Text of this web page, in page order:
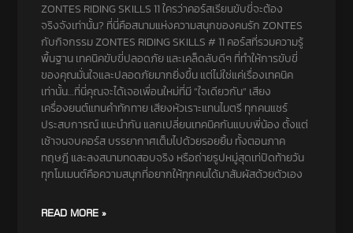
ZONTES RIDING SKILLS 11 ใครว่าคอร์สเรียนขับขี่จะต้อง
จริงจังเท่านั้น? ที่นี่คือสนามแห่งความสนุกของคนรัก ZONTES
กับกิจกรรม ZONTES RIDING SKILLS # 11 คอร์สที่รวมความรู้
พื้นฐาน เทคนิคขับขี่ปลอดภัย และเคล็ดลับดีๆ ที่ทำให้การขับขี่
ของคุณมั่นใจและปลอดภัยมากยิ่งขึ้น แต่ไม่ใช่แค่เรื่องเทคนิค
เท่านั้น…ที่นี่คุณจะได้เจอเพื่อนใหม่ที่มี “ใจเดียวกัน” เสียง
เครื่องยนต์แทนคำทักทาย เสียงหัวเราะแทนไมตรี ทุกคนแชร์
ประสบการณ์ แนะนำกัน แลกเปลี่ยนเทคนิคกันแบบพี่น้อง ตั้งแต่
เช้าจนจบคอร์ส บรรยากาศเต็มไปด้วยรอยยิ้ม ทั้งตอนภาค
ทฤษฎี และลงสนามทดสอบจริง หรือถ่ายรูปหมู่สุดเท่ปิดท้ายวัน
ทุกโมเมนต์คือความสนุกที่อยากให้ทุกคนได้มาสัมผัสด้วยตัวเอง
READ MORE »